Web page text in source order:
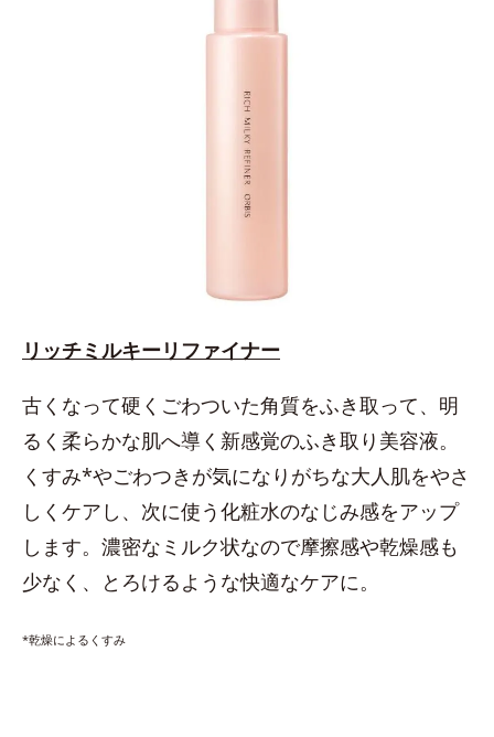
リッチミルキーリファイナー
古くなって硬くごわついた角質をふき取って、明
るく柔らかな肌へ導く新感覚のふき取り美容液。
くすみ*やごわつきが気になりがちな大人肌をやさ
しくケアし、次に使う化粧水のなじみ感をアップ
します。濃密なミルク状なので摩擦感や乾燥感も
少なく、とろけるような快適なケアに。
*乾燥によるくすみ